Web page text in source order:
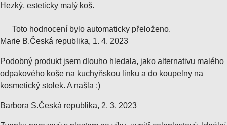
Hezký, esteticky malý koš.
Toto hodnocení bylo automaticky přeloženo.
Marie B.Česká republika, 1. 4. 2023
Podobný produkt jsem dlouho hledala, jako alternativu malého
odpakového koše na kuchyňskou linku a do koupelny na
kosmetický stolek. A našla :)
Barbora S.Česká republika, 2. 3. 2023